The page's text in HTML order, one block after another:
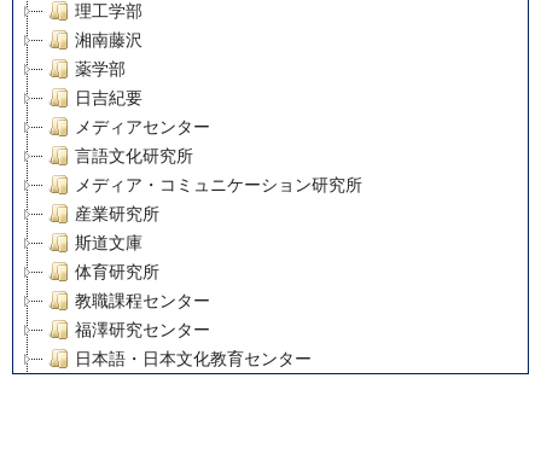
理工学部
湘南藤沢
薬学部
日吉紀要
メディアセンター
言語文化研究所
メディア・コミュニケーション研究所
産業研究所
斯道文庫
体育研究所
教職課程センター
福澤研究センター
日本語・日本文化教育センター